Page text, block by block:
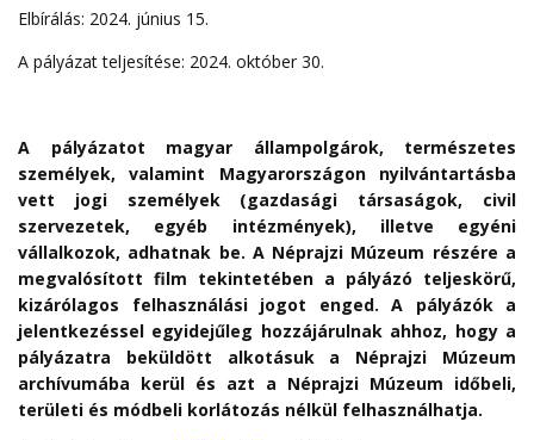
Elbírálás: 2024. június 15.
A pályázat teljesítése: 2024. október 30.
A pályázatot magyar állampolgárok, természetes
személyek, valamint Magyarországon nyilvántartásba
vett jogi személyek (gazdasági társaságok, civil
szervezetek, egyéb intézmények), illetve egyéni
vállalkozok, adhatnak be. A Néprajzi Múzeum részére a
megvalósított film tekintetében a pályázó teljeskörű,
kizárólagos felhasználási jogot enged. A pályázók a
jelentkezéssel egyidejűleg hozzájárulnak ahhoz, hogy a
pályázatra beküldött alkotásuk a Néprajzi Múzeum
archívumába kerül és azt a Néprajzi Múzeum időbeli,
területi és módbeli korlátozás nélkül felhasználhatja.